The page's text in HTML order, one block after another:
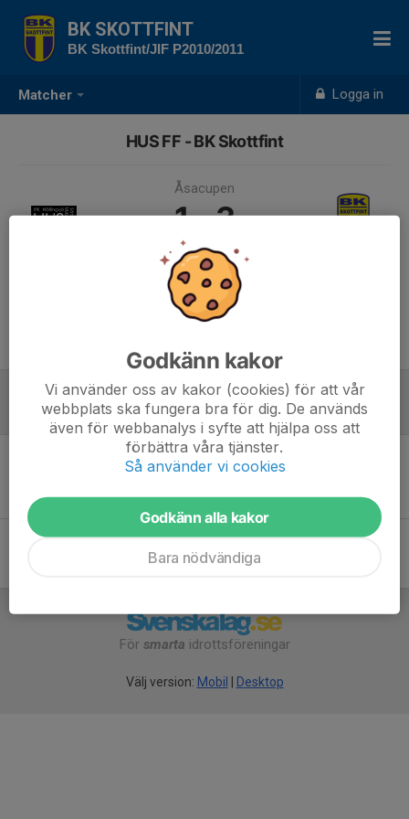
Matcher Logga in
BK SKOTTFINT
BK Skottfint/JIF P2010/2011
HUS FF - BK Skottfint
Åsacupen
1 - 3
27 jun, 10:00, Norvalla IP A-plan
Referat
Inget referat skrivet
För smarta idrottsföreningar
Välj version: Mobil Desktop
Godkänn kakor
Vi använder oss av kakor (cookies) för att vår
webbplats ska fungera bra för dig. De används
även för webbanalys i syfte att hjälpa oss att
förbättra våra tjänster.
Så använder vi cookies
Godkänn alla kakor
Bara nödvändiga